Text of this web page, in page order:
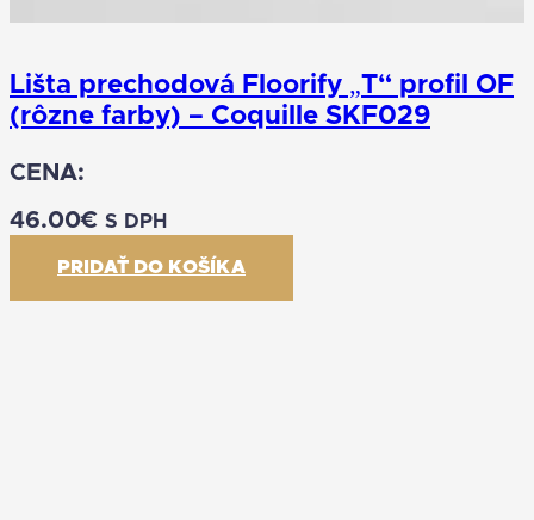
Lišta prechodová Floorify „T“ profil OF
(rôzne farby) – Coquille SKF029
CENA:
46.00€ S DPH
PRIDAŤ DO KOŠÍKA